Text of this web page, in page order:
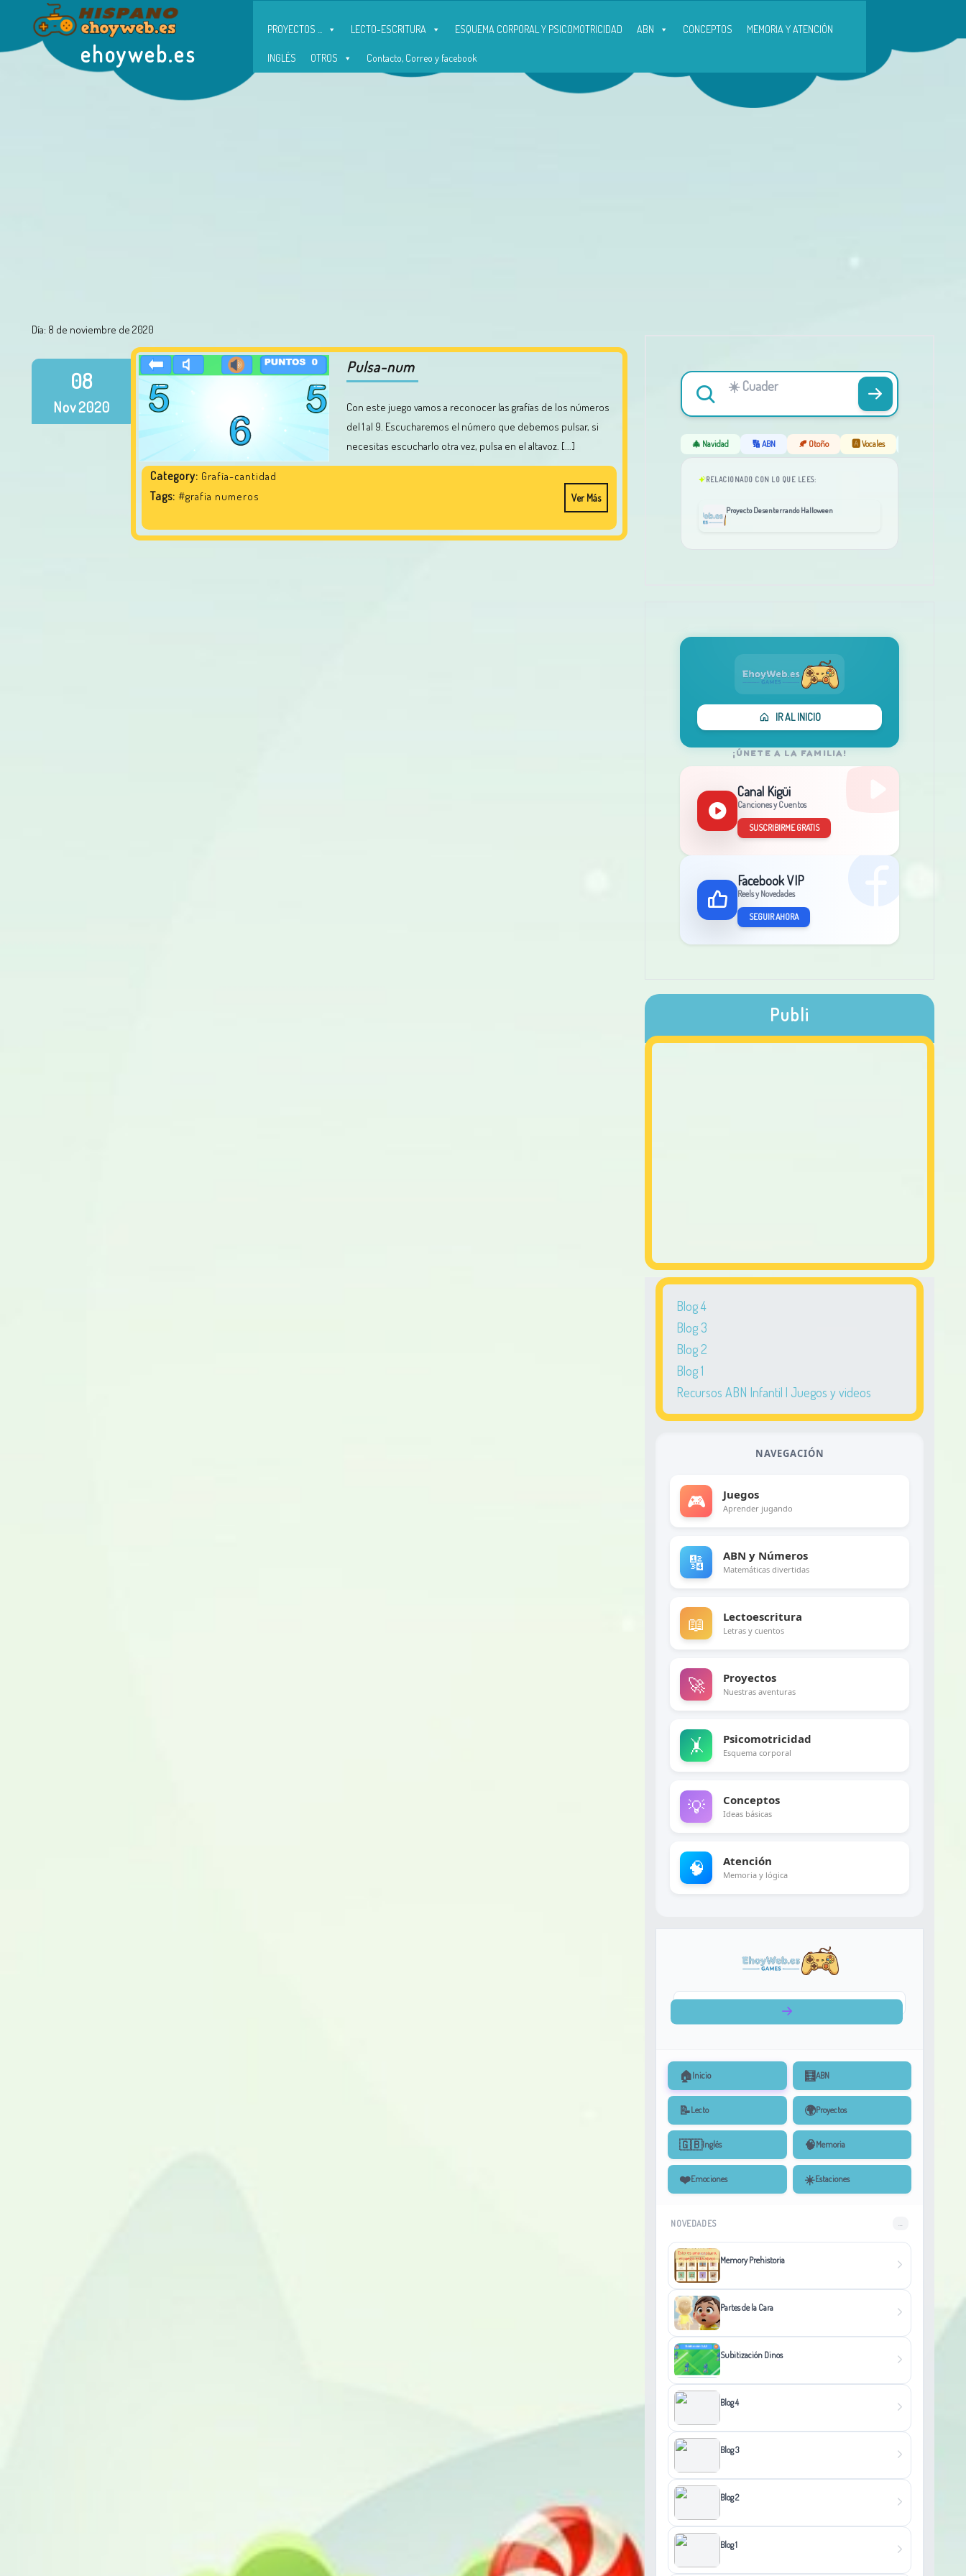
ehoyweb.es
PROYECTOS ... LECTO-ESCRITURA ESQUEMA CORPORAL Y PSICOMOTRICIDAD ABN CONCEPTOS MEMORIA Y ATENCIÓN
INGLÉS OTROS Contacto, Correo y facebook
Día: 8 de noviembre de 2020
08
Nov2020
Pulsa-num
Con este juego vamos a reconocer las grafías de los números
del 1 al 9. Escucharemos el número que debemos pulsar, si
necesitas escucharlo otra vez, pulsa en el altavoz. [...]
Category: Grafía-cantidad
Tags:#grafia numeros Ver Más
🎄 Navidad 🔢 ABN 🍂 Otoño 🅰️ Vocales
RELACIONADO CON LO QUE LEES:
Proyecto Desenterrando Halloween
IR AL INICIO
¡ÚNETE A LA FAMILIA!
Canal Kigüi
Canciones y Cuentos
SUSCRIBIRME GRATIS
Facebook VIP
Reels y Novedades
SEGUIR AHORA
Publi
Blog 4
Blog 3
Blog 2
Blog 1
Recursos ABN Infantil | Juegos y videos
NAVEGACIÓN
🎮 Juegos
Aprender jugando
🔢 ABN y Números
Matemáticas divertidas
📖 Lectoescritura
Letras y cuentos
🚀 Proyectos
Nuestras aventuras
🤸 Psicomotricidad
Esquema corporal
💡 Conceptos
Ideas básicas
🧠 Atención
Memoria y lógica
🏠Inicio 🧮ABN
📝Lecto 🌍Proyectos
🇬🇧Inglés 🧠Memoria
❤️Emociones ☀️Estaciones
NOVEDADES
Memory Prehistoria
Partes de la Cara
Subitización Dinos
Blog 4
Blog 3
Blog 2
Blog 1